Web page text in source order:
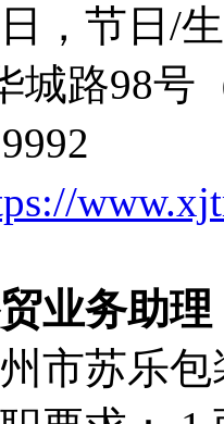
，节日/
城路98号
业务助
市苏乐